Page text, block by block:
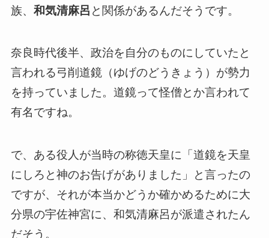
族、 和気清麻呂 と関係があるんだそうです。
奈良時代後半、政治を自分のものにしていたと
言われる弓削道鏡（ゆげのどうきょう）が勢力
を持っていました。道鏡って怪僧とか言われて
有名ですね。
で、ある役人が当時の称徳天皇に「道鏡を天皇
にしろと神のお告げがありました」と言ったの
ですが、それが本当かどうか確かめるために大
分県の宇佐神宮に、和気清麻呂が派遣されたん
だそう。